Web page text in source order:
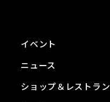
イベント
ニュース
ショップ＆レストラン